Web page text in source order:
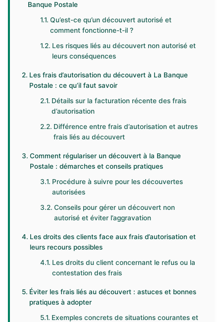
Banque Postale
Qu’est-ce qu’un découvert autorisé et
comment fonctionne-t-il ?
Les risques liés au découvert non autorisé et
leurs conséquences
Les frais d’autorisation du découvert à La Banque
Postale : ce qu’il faut savoir
Détails sur la facturation récente des frais
d’autorisation
Différence entre frais d’autorisation et autres
frais liés au découvert
Comment régulariser un découvert à la Banque
Postale : démarches et conseils pratiques
Procédure à suivre pour les découvertes
autorisées
Conseils pour gérer un découvert non
autorisé et éviter l’aggravation
Les droits des clients face aux frais d’autorisation et
leurs recours possibles
Les droits du client concernant le refus ou la
contestation des frais
Éviter les frais liés au découvert : astuces et bonnes
pratiques à adopter
Exemples concrets de situations courantes et